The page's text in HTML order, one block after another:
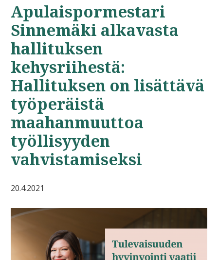
Apulaispormestari
Sinnemäki alkavasta
hallituksen
kehysriihestä:
Hallituksen on lisättävä
työperäistä
maahanmuuttoa
työllisyyden
vahvistamiseksi
20.4.2021